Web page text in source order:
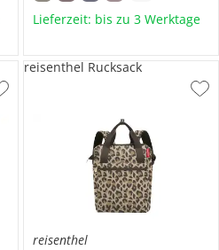
Lieferzeit: bis zu 3 Werktage
reisenthel
reisenthel Rucksack